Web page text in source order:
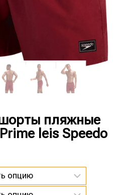
пляжные
leis Speedo